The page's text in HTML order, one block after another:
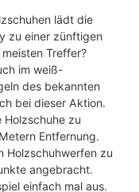
lädt die
zu einer zünftigen
Treffer?
im weiß-
des bekannten
bei dieser Aktion.
Holzschuhe zu
Entfernung.
Holzschuhwerfen zu
angebracht.
einfach mal aus.